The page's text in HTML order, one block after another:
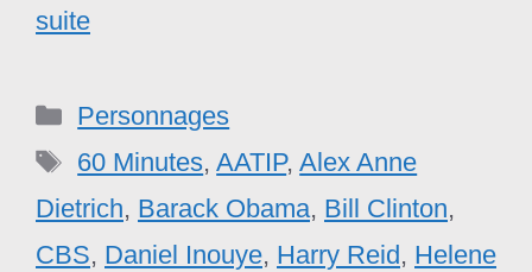
suite
Catégories
Personnages
Étiquettes
60 Minutes,AATIP,Alex Anne
Dietrich, Barack Obama, Bill Clinton,
CBS, Daniel Inouye, Harry Reid, Helene